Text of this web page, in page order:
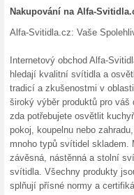
Potěšte
nebo
dárkovou
mu líbí.